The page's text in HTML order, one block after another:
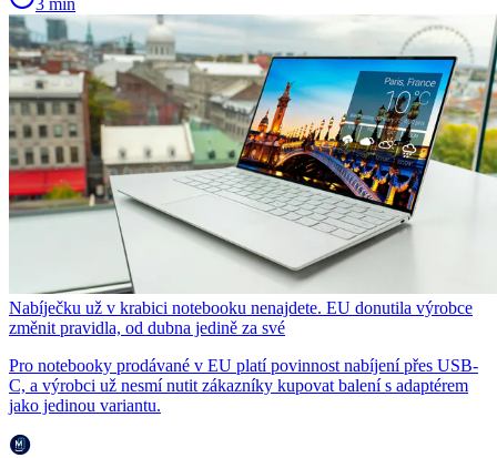
Nabíječku už v krabici notebooku nenajdete. EU donutila výrobce
změnit pravidla, od dubna jedině za své
Pro notebooky prodávané v EU platí povinnost nabíjení přes USB-
C, a výrobci už nesmí nutit zákazníky kupovat balení s adaptérem
jako jedinou variantu.